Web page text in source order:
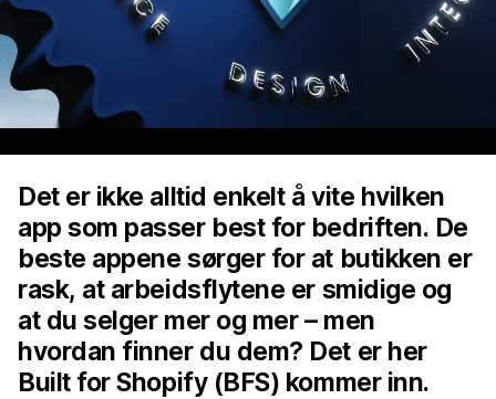
Det er ikke alltid enkelt å vite hvilken
app som passer best for bedriften. De
beste appene sørger for at butikken er
rask, at arbeidsflytene er smidige og
at du selger mer og mer – men
hvordan finner du dem? Det er her
Built for Shopify (BFS) kommer inn.